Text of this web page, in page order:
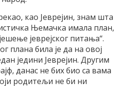
као Јеврејин, знам шта
Њемачка имала план,
јеврејског питања“.
плана била је да на овој
једини Јеврејин. Другим
данас не бих био са вама
родитељи не би ни